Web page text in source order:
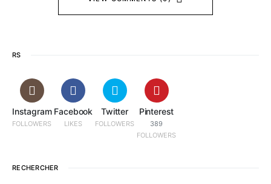
RS
Instagram
FOLLOWERS
Facebook
LIKES
Twitter
FOLLOWERS
Pinterest
389
FOLLOWERS
RECHERCHER